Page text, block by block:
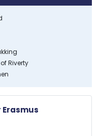
Riverty
Erasmus